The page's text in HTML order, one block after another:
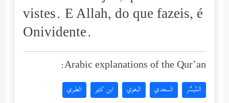
vistes. E Allah, do que fazeis, é
Onividente.
Arabic explanations of the Qur’an:
المُيسَّر السعدي البغوي ابن كثير الطبري